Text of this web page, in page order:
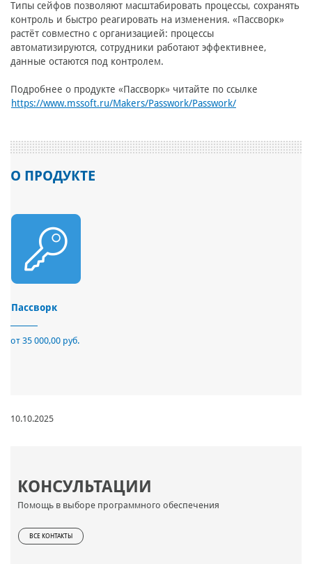
КОНСУЛЬТАЦИИ
Помощь в выборе программного обеспечения
ВСЕ КОНТАКТЫ
Типы сейфов позволяют масштабировать процессы, сохранять
контроль и быстро реагировать на изменения. «Пассворк»
растёт совместно с организацией: процессы
автоматизируются, сотрудники работают эффективнее,
данные остаются под контролем.
Подробнее о продукте «Пассворк» читайте по ссылке
https://www.mssoft.ru/Makers/Passwork/Passwork/
О ПРОДУКТЕ
Пассворк
от 35 000,00 руб.
10.10.2025